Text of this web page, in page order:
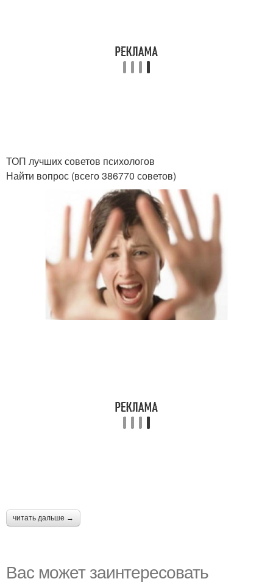
ТОП лучших советов психологов
Найти вопрос (всего 386770 советов)
читать дальше →
Вас может заинтересовать